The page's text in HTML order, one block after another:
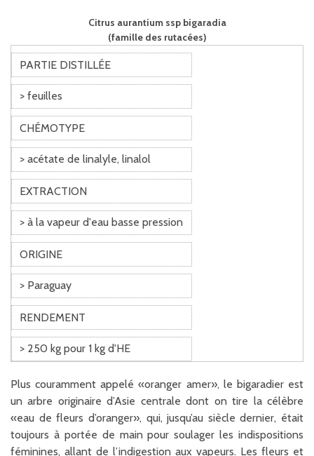
Citrus aurantium ssp bigaradia
(famille des rutacées)
PARTIE DISTILLÉE
> feuilles
CHÉMOTYPE
> acétate de linalyle, linalol
EXTRACTION
> à la vapeur d'eau basse pression
ORIGINE
> Paraguay
RENDEMENT
> 250 kg pour 1 kg d'HE
Plus couramment appelé «oranger amer», le bigaradier est
un arbre originaire d’Asie centrale dont on tire la célèbre
«eau de fleurs d’oranger», qui, jusqu’au siècle dernier, était
toujours à portée de main pour soulager les indispositions
féminines, allant de l’indigestion aux vapeurs. Les fleurs et